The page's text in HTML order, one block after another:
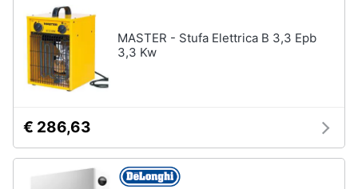
MASTER - Stufa Elettrica B 3,3 Epb
3,3 Kw
€ 286,63